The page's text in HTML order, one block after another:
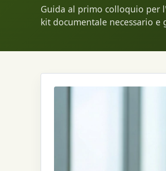
Guida al primo colloquio per
kit documentale necessario e